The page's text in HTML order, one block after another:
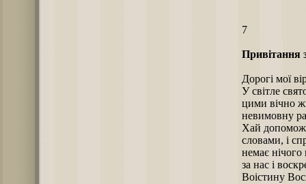
7
Привітання
Дорогі мої
У світле
цими вічно
невимовну
Хай
словами, і
немає
за нас і
Воістину